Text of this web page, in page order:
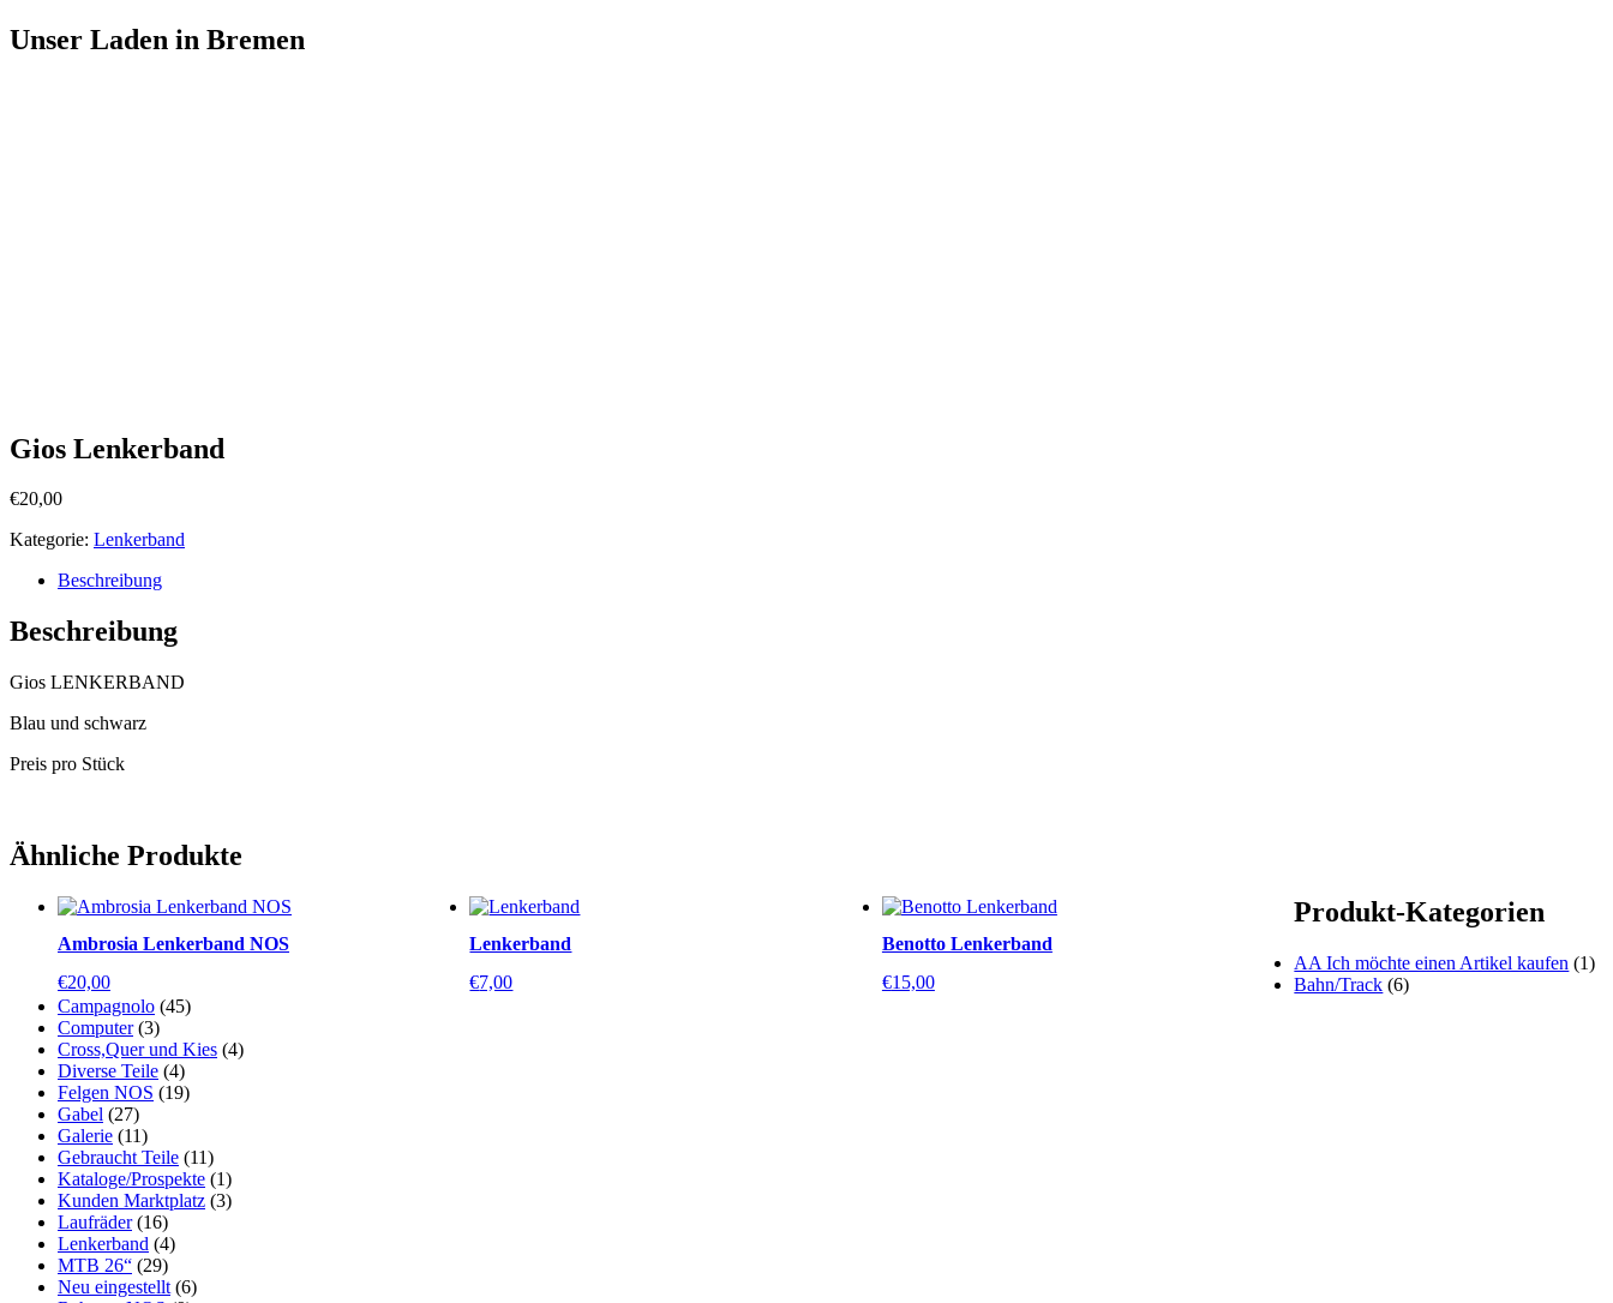
Unser Laden in Bremen
Gios Lenkerband
€20,00
Kategorie: Lenkerband
Beschreibung
Beschreibung
Gios LENKERBAND
Blau und schwarz
Preis pro Stück
Ähnliche Produkte
Ambrosia Lenkerband NOS
€20,00
Lenkerband
€7,00
Benotto Lenkerband
€15,00
Produkt-Kategorien
AA Ich möchte einen Artikel kaufen (1)
Bahn/Track (6)
Campagnolo (45)
Computer (3)
Cross,Quer und Kies (4)
Diverse Teile (4)
Felgen NOS (19)
Gabel (27)
Galerie (11)
Gebraucht Teile (11)
Kataloge/Prospekte (1)
Kunden Marktplatz (3)
Laufräder (16)
Lenkerband (4)
MTB 26“ (29)
Neu eingestellt (6)